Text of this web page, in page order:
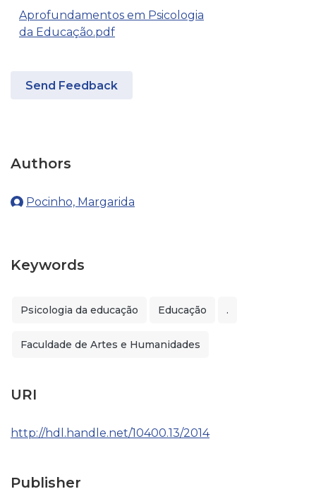
Aprofundamentos em Psicologia
da Educação.pdf
Send Feedback
Authors
Pocinho, Margarida
Keywords
Psicologia da educação Educação .
Faculdade de Artes e Humanidades
URI
http://hdl.handle.net/10400.13/2014
Publisher